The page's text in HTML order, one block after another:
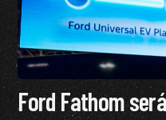
Ford Fathom